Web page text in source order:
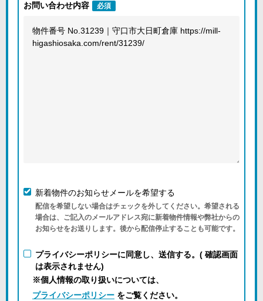
お問い合わせ内容 必須
新着物件のお知らせメールを希望する
配信を希望しない場合はチェックを外してください。希望される
場合は、ご記入のメールアドレス宛に新着物件情報や弊社からの
お知らせをお送りします。後から配信停止することも可能です。
プライバシーポリシーに同意し、送信する。( 確認画面
は表示されません)
※個人情報の取り扱いについては、
プライバシーポリシー をご覧ください。